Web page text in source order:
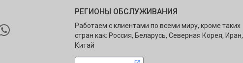
РЕГИОНЫ ОБСЛУЖИВАНИЯ
Работаем с клиентами по всеми миру, кроме таких
стран как: Россия, Беларусь, Северная Корея, Иран,
Китай